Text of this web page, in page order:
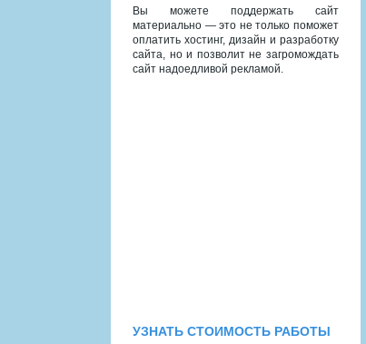
Вы можете поддержать сайт
материально — это не только поможет
оплатить хостинг, дизайн и разработку
сайта, но и позволит не загромождать
сайт надоедливой рекламой.
УЗНАТЬ СТОИМОСТЬ РАБОТЫ